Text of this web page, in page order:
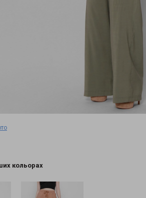
кольорах